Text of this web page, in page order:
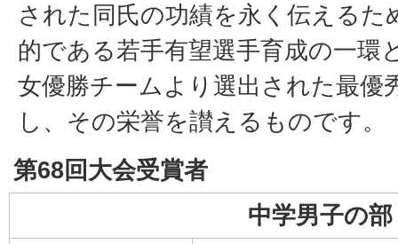
された同氏の功績を永く伝えるた
的である若手有望選手育成の一環
女優勝チームより選出された最優
し、その栄誉を讃えるものです。
第68回大会受賞者
中学男子の部